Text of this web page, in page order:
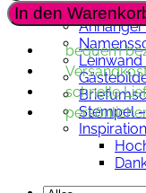
Stempel
In den
bequem
schnelle